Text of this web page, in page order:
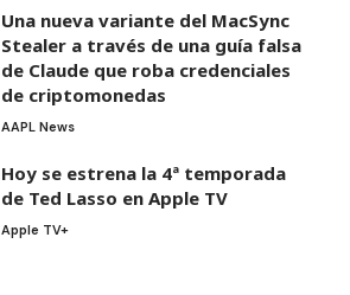
Una nueva variante del MacSync
Stealer a través de una guía falsa
de Claude que roba credenciales
de criptomonedas
AAPL News
Hoy se estrena la 4ª temporada
de Ted Lasso en Apple TV
Apple TV+